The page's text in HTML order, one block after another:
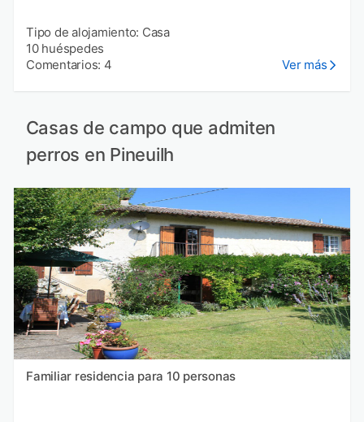
Tipo de alojamiento: Casa
10 huéspedes
Comentarios: 4
Ver más
Casas de campo que admiten
perros en Pineuilh
Familiar residencia para 10 personas